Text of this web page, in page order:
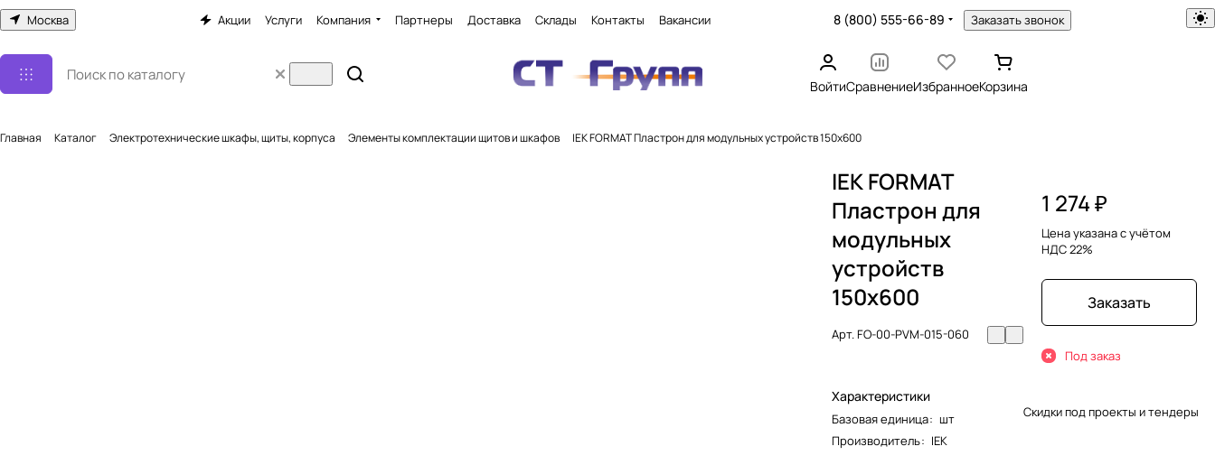
Москва Акции Услуги Компания Партнеры Доставка Склады Контакты Вакансии 8 (800) 555-66-89 Заказать звонок
ВойтиСравнениеИзбранноеКорзина
Главная Каталог Электротехнические шкафы, щиты, корпуса Элементы комплектации щитов и шкафов IEK FORMAT Пластрон для модульных устройств 150х600
IEK FORMAT
Пластрон для
модульных
устройств
150х600
Арт.FO-00-PVM-015-060
Характеристики
Базовая единица: шт
Производитель: IEK
1 274 ₽
Цена указана с учётом
НДС 22%
Заказать
Под заказ
Скидки под проекты и тендеры